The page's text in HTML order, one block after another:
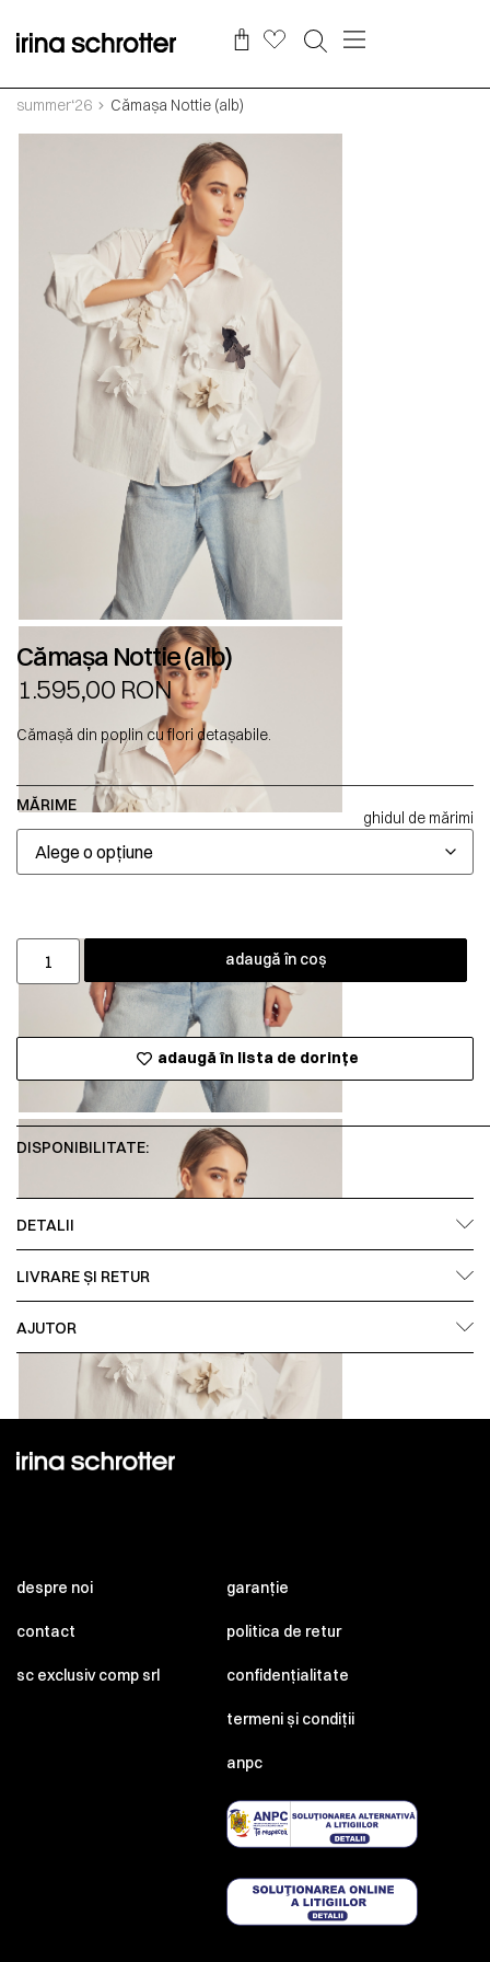
summer‘26 Cămașa Nottie (alb)
Cămașa Nottie (alb)
1.595,00 RON
Cămașă din poplin cu flori detașabile.
MĂRIME
ghidul de mărimi
adaugă în coș
adaugă în lista de dorințe
DISPONIBILITATE:
DETALII
LIVRARE ȘI RETUR
AJUTOR
despre noi
contact
sc exclusiv comp srl
garanție
politica de retur
confidențialitate
termeni și condiții
anpc